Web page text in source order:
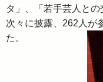
タ」、「若手芸人と
次々に披露、262人が
た。